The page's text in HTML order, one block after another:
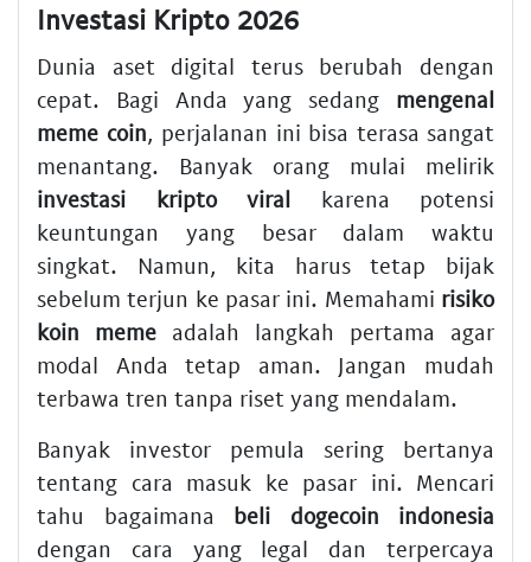
Investasi Kripto 2026
Dunia aset digital terus berubah dengan
cepat. Bagi Anda yang sedang mengenal
meme coin, perjalanan ini bisa terasa sangat
menantang. Banyak orang mulai melirik
investasi kripto viral karena potensi
keuntungan yang besar dalam waktu
singkat. Namun, kita harus tetap bijak
sebelum terjun ke pasar ini. Memahami risiko
koin meme adalah langkah pertama agar
modal Anda tetap aman. Jangan mudah
terbawa tren tanpa riset yang mendalam.
Banyak investor pemula sering bertanya
tentang cara masuk ke pasar ini. Mencari
tahu bagaimana beli dogecoin indonesia
dengan cara yang legal dan terpercaya